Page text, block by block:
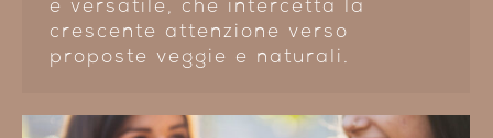
e versatile, che intercetta la
crescente attenzione verso
proposte veggie e naturali.